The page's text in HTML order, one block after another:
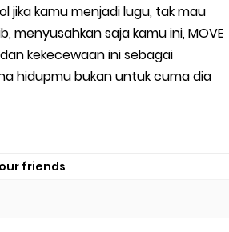
jika kamu menjadi lugu, tak mau
menyusahkan saja kamu ini, MOVE
dan kekecewaan ini sebagai
hidupmu bukan untuk cuma dia
friends